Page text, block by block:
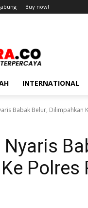
Buy now!
INTERNATIONAL
Babak Belur, Dilimpahkan
Polres